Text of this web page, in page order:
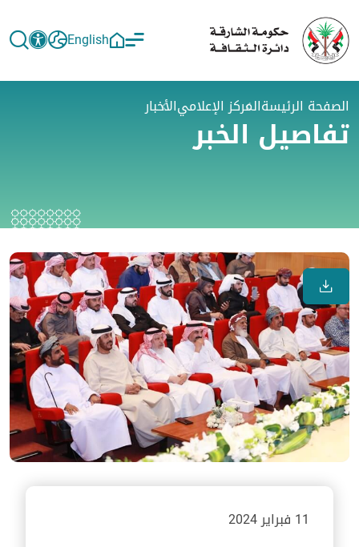
English
الصفحة الرئيسةالمركز الإعلاميالأخبار
تفاصيل الخبر
11 فبراير 2024